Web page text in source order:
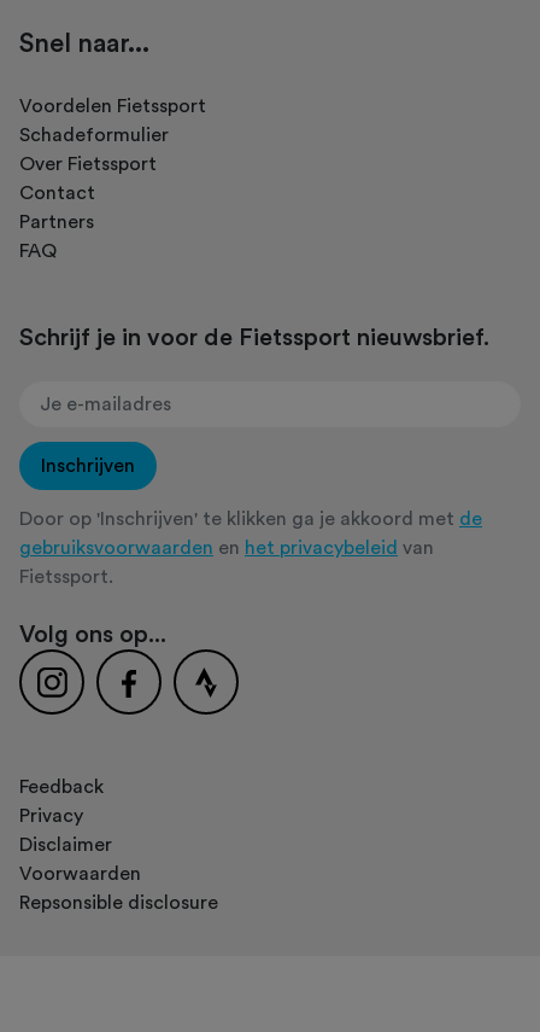
Snel naar...
Voordelen Fietssport
Schadeformulier
Over Fietssport
Contact
Partners
FAQ
Schrijf je in voor de Fietssport nieuwsbrief.
Inschrijven
Door op 'Inschrijven' te klikken ga je akkoord met de
gebruiksvoorwaarden en het privacybeleid van
Fietssport.
Volg ons op...
Feedback
Privacy
Disclaimer
Voorwaarden
Repsonsible disclosure